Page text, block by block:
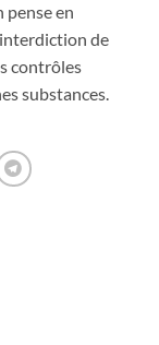
pense en
interdiction de
contrôles
substances.